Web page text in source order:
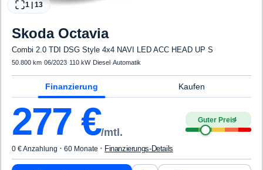
1 13
Skoda Octavia
Combi 2.0 TDI DSG Style 4x4 NAVI LED ACC HEAD UP S
50.800 km·06/2023· 110 kW· Diesel·Automatik
Finanzierung Kaufen
277 €/mtl.
Guter Preis4
0 € Anzahlung · 60 Monate · Finanzierungs-Details